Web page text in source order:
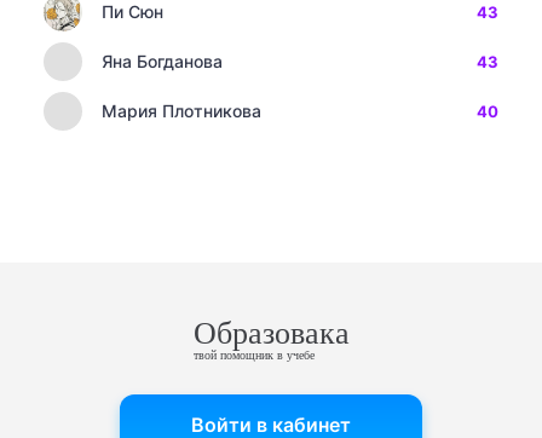
Пи Сюн 43
Яна Богданова 43
Мария Плотникова 40
Образовака
твой помощник в учебе
Войти в кабинет